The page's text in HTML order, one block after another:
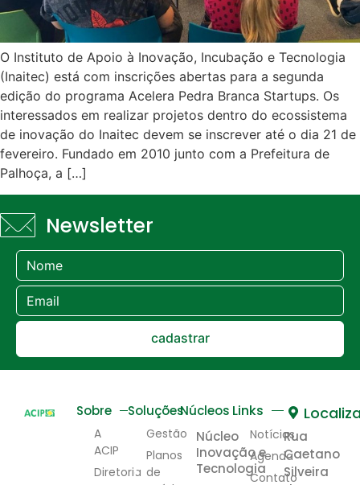
O Instituto de Apoio à Inovação, Incubação e Tecnologia
(Inaitec) está com inscrições abertas para a segunda
edição do programa Acelera Pedra Branca Startups. Os
interessados em realizar projetos dentro do ecossistema
de inovação do Inaitec devem se inscrever até o dia 21 de
fevereiro. Fundado em 2010 junto com a Prefeitura de
Palhoça, a […]
Newsletter
cadastrar
Sobre
A
ACIP
Diretoria
Soluções
Gestão
Planos
de
Núcleos
Núcleo
Inovação e
Tecnologia
Links
Notícias
Agenda
Contato
Rua
Caetano
Silveira